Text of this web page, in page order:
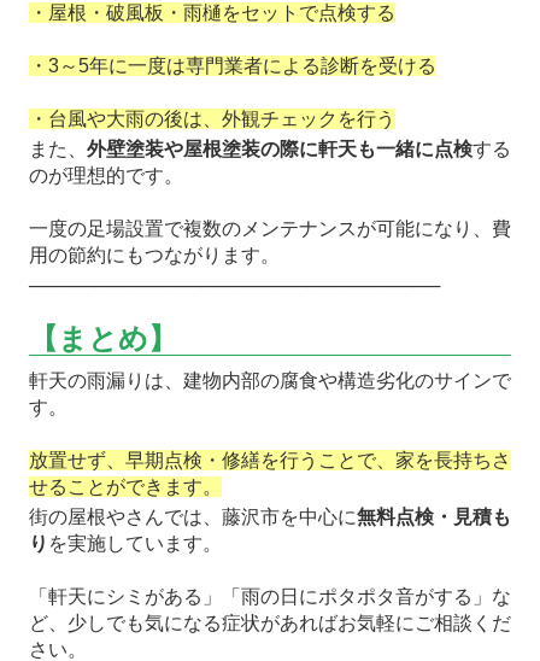
・屋根・破風板・雨樋をセットで点検する
・3～5年に一度は専門業者による診断を受ける
・台風や大雨の後は、外観チェックを行う
また、 外壁塗装や屋根塗装の際に軒天も一緒に点検する
のが理想的です。
一度の足場設置で複数のメンテナンスが可能になり、費
用の節約にもつながります。
───────────────────────────────
【まとめ】
軒天の雨漏りは、建物内部の腐食や構造劣化のサインで
す。
放置せず、早期点検・修繕を行うことで、家を長持ちさ
せることができます。
街の屋根やさんでは、藤沢市を中心に無料点検・見積も
り を実施しています。
「軒天にシミがある」「雨の日にポタポタ音がする」な
ど、少しでも気になる症状があればお気軽にご相談くだ
さい。